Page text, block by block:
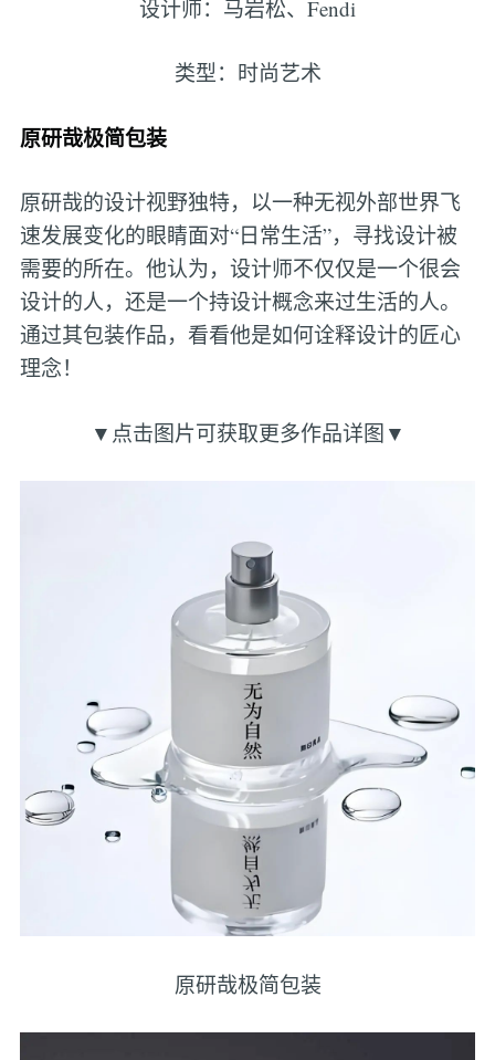
设计师：马岩松、Fendi
类型：时尚艺术
原研哉极简包装
原研哉的设计视野独特，以一种无视外部世界飞
速发展变化的眼睛面对“日常生活”，寻找设计被
需要的所在。他认为，设计师不仅仅是一个很会
设计的人，还是一个持设计概念来过生活的人。
通过其包装作品，看看他是如何诠释设计的匠心
理念！
▼点击图片可获取更多作品详图▼
原研哉极简包装